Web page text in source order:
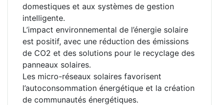
domestiques et aux systèmes de gestion
intelligente.
L’impact environnemental de l’énergie solaire
est positif, avec une réduction des émissions
de CO2 et des solutions pour le recyclage des
panneaux solaires.
Les micro-réseaux solaires favorisent
l’autoconsommation énergétique et la création
de communautés énergétiques.